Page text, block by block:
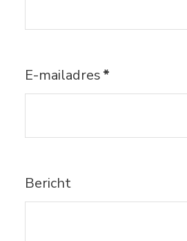
E-mailadres*
Bericht